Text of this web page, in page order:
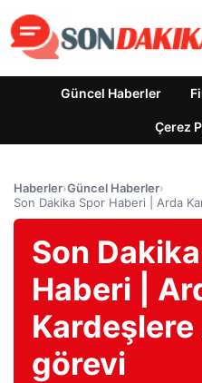
Güncel Haberler
Çerez
Haberler›Güncel Haberler›
Son Dakika Spor Haberi | Arda
Son
Haberi |
görevi